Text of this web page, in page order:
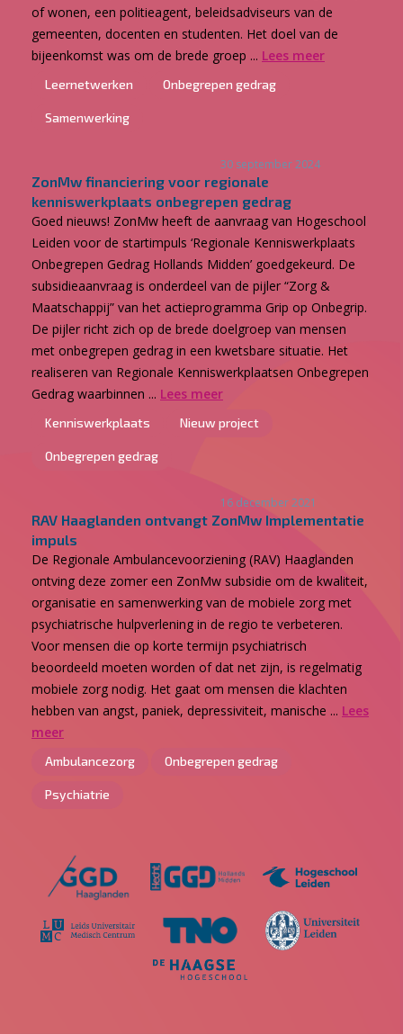
of wonen, een politieagent, beleidsadviseurs van de
gemeenten, docenten en studenten. Het doel van de
bijeenkomst was om de brede groep ... Lees meer
Leernetwerken Onbegrepen gedrag
Samenwerking
30 september 2024
ZonMw financiering voor regionale
kenniswerkplaats onbegrepen gedrag
Goed nieuws! ZonMw heeft de aanvraag van Hogeschool
Leiden voor de startimpuls ‘Regionale Kenniswerkplaats
Onbegrepen Gedrag Hollands Midden’ goedgekeurd. De
subsidieaanvraag is onderdeel van de pijler “Zorg &
Maatschappij” van het actieprogramma Grip op Onbegrip.
De pijler richt zich op de brede doelgroep van mensen
met onbegrepen gedrag in een kwetsbare situatie. Het
realiseren van Regionale Kenniswerkplaatsen Onbegrepen
Gedrag waarbinnen ... Lees meer
Kenniswerkplaats Nieuw project
Onbegrepen gedrag
16 december 2021
RAV Haaglanden ontvangt ZonMw Implementatie
impuls
De Regionale Ambulancevoorziening (RAV) Haaglanden
ontving deze zomer een ZonMw subsidie om de kwaliteit,
organisatie en samenwerking van de mobiele zorg met
psychiatrische hulpverlening in de regio te verbeteren.
Voor mensen die op korte termijn psychiatrisch
beoordeeld moeten worden of dat net zijn, is regelmatig
mobiele zorg nodig. Het gaat om mensen die klachten
hebben van angst, paniek, depressiviteit, manische ... Lees
meer
Ambulancezorg Onbegrepen gedrag
Psychiatrie